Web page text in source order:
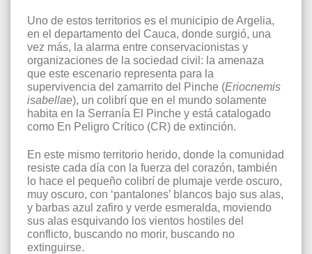
Uno de estos territorios es el municipio de Argelia,
en el departamento del Cauca, donde surgió, una
vez más, la alarma entre conservacionistas y
organizaciones de la sociedad civil: la amenaza
que este escenario representa para la
supervivencia del zamarrito del Pinche (Eriocnemis
isabellae), un colibrí que en el mundo solamente
habita en la Serranía El Pinche y está catalogado
como En Peligro Crítico (CR) de extinción.
En este mismo territorio herido, donde la comunidad
resiste cada día con la fuerza del corazón, también
lo hace el pequeño colibrí de plumaje verde oscuro,
muy oscuro, con ‘pantalones’ blancos bajo sus alas,
y barbas azul zafiro y verde esmeralda, moviendo
sus alas esquivando los vientos hostiles del
conflicto, buscando no morir, buscando no
extinguirse.